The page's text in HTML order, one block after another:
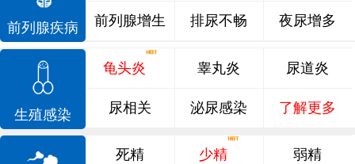
前列腺疾病 前列腺增生 排尿不畅 夜尿增多
生殖感染
龟头炎 睾丸炎 尿道炎
尿相关 泌尿感染 了解更多
死精 少精 弱精